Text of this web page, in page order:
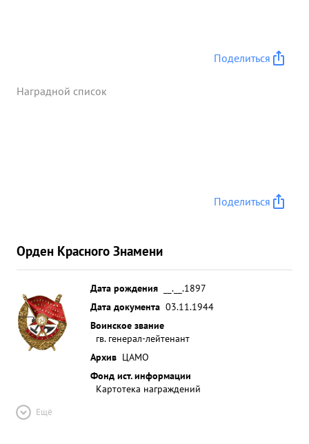
Поделиться
Наградной список
Поделиться
Орден Красного Знамени
Дата рождения
__.__.1897
Дата документа 03.11.1944
Воинское звание
гв. генерал-лейтенант
Архив ЦАМО
Фонд ист. информации
Картотека награждений
Ещё